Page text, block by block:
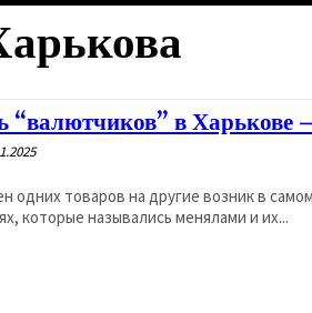
“валютчиков” в Харькове
одних товаров на другие возник в
которые назывались менялами и их...